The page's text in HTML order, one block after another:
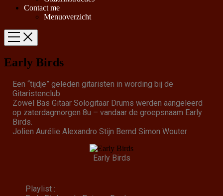
Contact me
Menuoverzicht
Early Birds
Een “tijdje” geleden gitaristen in wording bij de
Gitaristenclub
Zowel Bas Gitaar Sologitaar Drums werden aangeleerd
op zaterdagmorgen 8u – vandaar de groepsnaam Early
Birds.
Jolien Aurélie Alexandro Stijn Bernd Simon Wouter
Early Birds
Playlist :